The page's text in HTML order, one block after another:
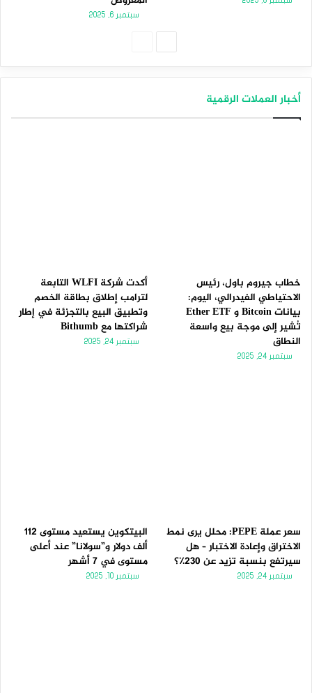
سبتمبر 6, 2025
أخبار العملات الرقمية
خطاب جيروم باول، رئيس
الاحتياطي الفيدرالي، اليوم:
بيانات Bitcoin و Ether ETF
تُشير إلى موجة بيع واسعة
النطاق
سبتمبر 24, 2025
أكدت شركة WLFI التابعة
لترامب إطلاق بطاقة الخصم
وتطبيق البيع بالتجزئة في إطار
شراكتها مع Bithumb
سبتمبر 24, 2025
سعر عملة PEPE: محلل يرى نمط
الاختراق وإعادة الاختبار – هل
سيرتفع بنسبة تزيد عن 230٪؟
سبتمبر 24, 2025
البيتكوين يستعيد مستوى 112
ألف دولار و”سولانا” عند أعلى
مستوى في 7 أشهر
سبتمبر 10, 2025